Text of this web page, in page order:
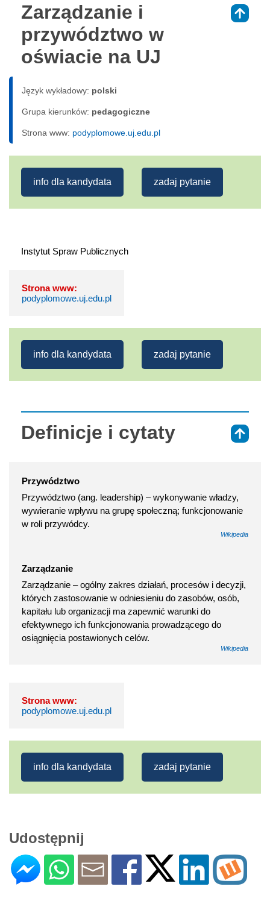
Zarządzanie i
przywództwo w
oświacie na UJ
Język wykładowy: polski
Grupa kierunków: pedagogiczne
Strona www: podyplomowe.uj.edu.pl
info dla kandydata zadaj pytanie
Strona www:
podyplomowe.uj.edu.pl
info dla kandydata zadaj pytanie
Definicje i cytaty
Przywództwo
Przywództwo (ang. leadership) – wykonywanie władzy,
wywieranie wpływu na grupę społeczną; funkcjonowanie
w roli przywódcy.
Wikipedia
Zarządzanie
Zarządzanie – ogólny zakres działań, procesów i decyzji,
których zastosowanie w odniesieniu do zasobów, osób,
kapitału lub organizacji ma zapewnić warunki do
efektywnego ich funkcjonowania prowadzącego do
osiągnięcia postawionych celów.
Wikipedia
Strona www:
podyplomowe.uj.edu.pl
info dla kandydata zadaj pytanie
Udostępnij